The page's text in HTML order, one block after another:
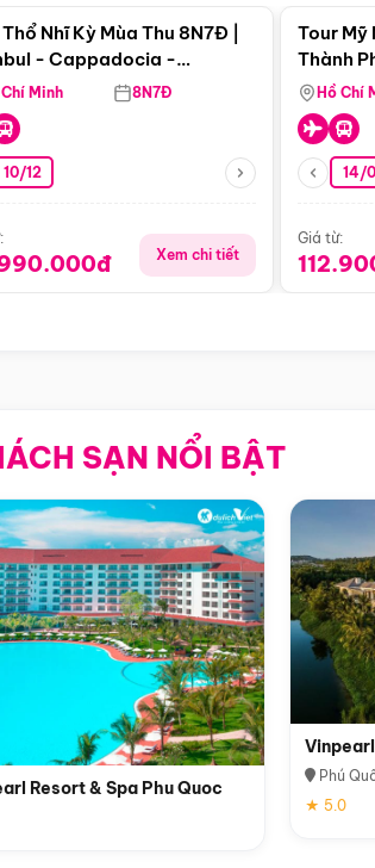
Nhĩ Kỳ Mùa Thu 8N7Đ |
- Cappadocia -
Chí Minh 8N7Đ
10/12
Xem chi tiết
Tour Mỹ
Thành
ThiênHồ Chí
14/
Giá từ:
SẠN NỔI BẬT
Resort & Spa Phu Quoc
Phú
★ 5.0